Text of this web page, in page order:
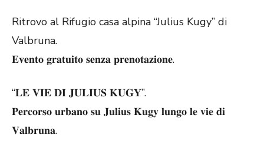
Ritrovo al Rifugio casa alpina “Julius Kugy” di
Valbruna.
𝐄𝐯𝐞𝐧𝐭𝐨 𝐠𝐫𝐚𝐭𝐮𝐢𝐭𝐨 𝐬𝐞𝐧𝐳𝐚 𝐩𝐫𝐞𝐧𝐨𝐭𝐚𝐳𝐢𝐨𝐧𝐞.
“𝐋𝐄 𝐕𝐈𝐄 𝐃𝐈 𝐉𝐔𝐋𝐈𝐔𝐒 𝐊𝐔𝐆𝐘”.
𝐏𝐞𝐫𝐜𝐨𝐫𝐬𝐨 𝐮𝐫𝐛𝐚𝐧𝐨 𝐬𝐮 𝐉𝐮𝐥𝐢𝐮𝐬 𝐊𝐮𝐠𝐲 𝐥𝐮𝐧𝐠𝐨 𝐥𝐞 𝐯𝐢𝐞 𝐝𝐢
𝐕𝐚𝐥𝐛𝐫𝐮𝐧𝐚.